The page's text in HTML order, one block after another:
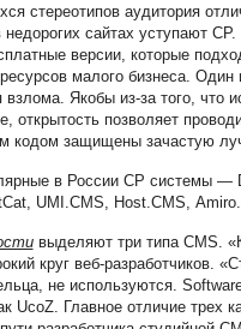
стереотипов аудитория
недорогих сайтах уступают
версии, которые
малого бизнеса.
взлома. Якобы из-за того, что
открытость позволяет
кодом защищены зачастую
в России СР системы —
UMI.CMS, Host.CMS, Amiro.
выделяют три типа CMS.
круг веб-разработчиков.
не используются.
UcoZ. Главное отличие трех